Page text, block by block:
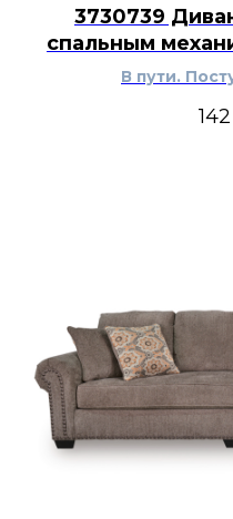
3730739
спальным
В пути.